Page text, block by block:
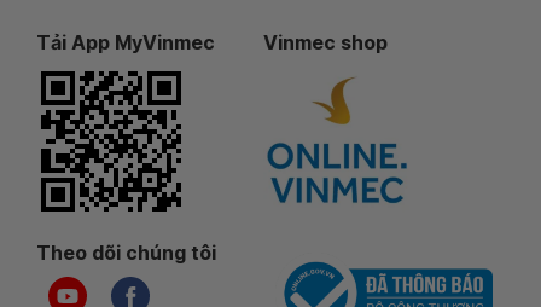
Tải App MyVinmec Vinmec shop
Theo dõi chúng tôi